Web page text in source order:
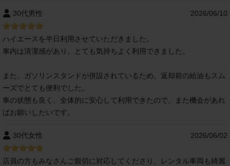
30代男性 2026/06/10
ハイエースを半日利用させていただきました。
車内は清潔感があり、とても気持ちよく利用できました。
また、ガソリンスタンドが併設されているため、返却前の給油もスム
ーズでとても便利でした。
車の状態も良く、全体的に安心して利用できたので、また機会があれ
ばお願いしたいです。
30代女性 2026/06/02
店員の方もみなさんご親切に対応してくださり、レンタル車両も綺麗